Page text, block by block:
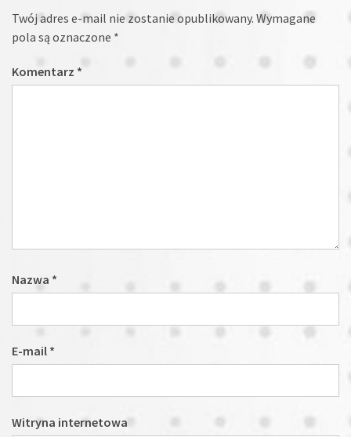
Twój adres e-mail nie zostanie opublikowany. Wymagane
pola są oznaczone *
Komentarz *
Nazwa *
E-mail *
Witryna internetowa